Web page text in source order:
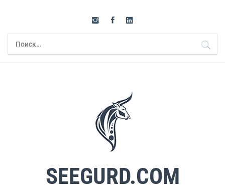
содержимому
Найти:
SEEGURD.COM